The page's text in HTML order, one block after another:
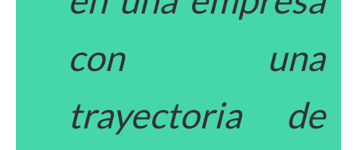
con una
trayectoria de